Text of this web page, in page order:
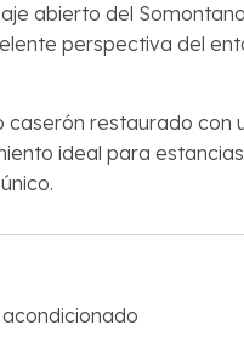
abierto del
perspectiva del
restaurado con
ideal para